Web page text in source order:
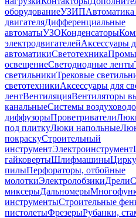
оборудованиеУЗИПАвтоматика
двигателяДифференциальные
автоматыУЗОКонденсаторы
электродвигателейАксессуары
автоматикиСветотехника
освещениеСветодиодные ленты
светильникиТрековые
светотехникиАксессуары для
лентВентиляцияВентиляторы
канальныеСистемы
диффузорыПроветриватели
под плиткуЛюки напольные
покраскуСтроительный
инструментЭлектроинструмент
гайковертыШлифмашины
пилыПерфораторы, отбойные
молоткиЭлектролобзикиДрели
миксерыДальномеры
инструментыСтроительные
пистолетыФрезерыРубанки,